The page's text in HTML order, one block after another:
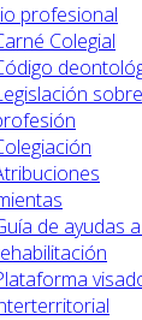
profesional
Colegial
de ayudas